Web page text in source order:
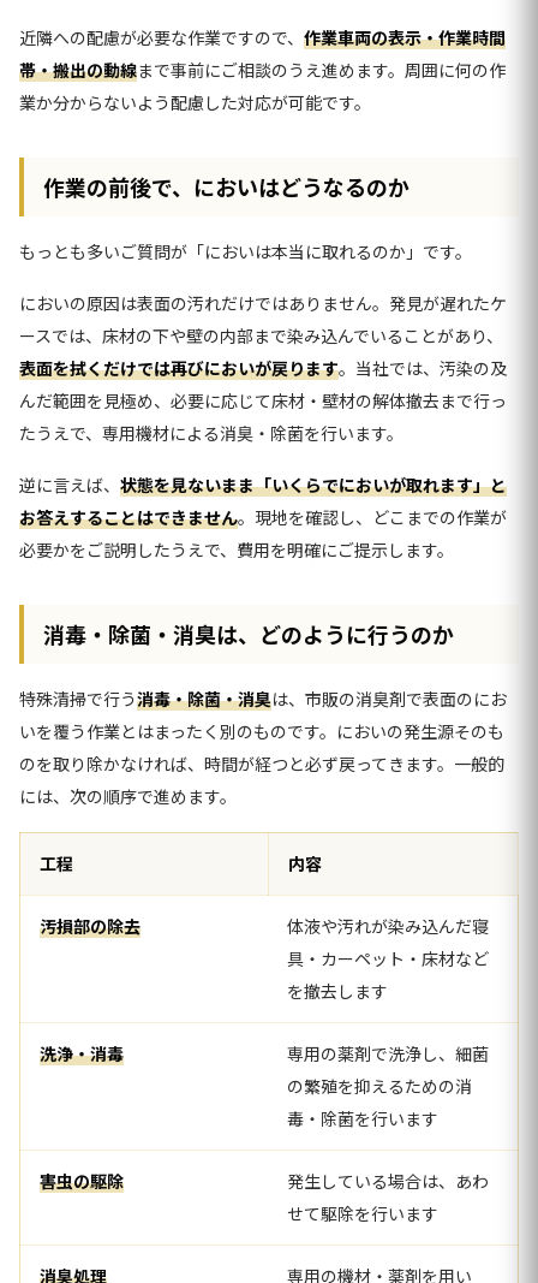
近隣への配慮が必要な作業ですので、 作業車両の表示・作業時間
帯・搬出の動線まで事前にご相談のうえ進めます。周囲に何の作
業か分からないよう配慮した対応が可能です。
作業の前後で、においはどうなるのか
もっとも多いご質問が「においは本当に取れるのか」です。
においの原因は表面の汚れだけではありません。発見が遅れたケ
ースでは、床材の下や壁の内部まで染み込んでいることがあり、
表面を拭くだけでは再びにおいが戻ります。当社では、汚染の及
んだ範囲を見極め、必要に応じて床材・壁材の解体撤去まで行っ
たうえで、専用機材による消臭・除菌を行います。
逆に言えば、 状態を見ないまま「いくらでにおいが取れます」と
お答えすることはできません。現地を確認し、どこまでの作業が
必要かをご説明したうえで、費用を明確にご提示します。
消毒・除菌・消臭は、どのように行うのか
特殊清掃で行う消毒・除菌・消臭は、市販の消臭剤で表面のにお
いを覆う作業とはまったく別のものです。においの発生源そのも
のを取り除かなければ、時間が経つと必ず戻ってきます。一般的
には、次の順序で進めます。
工程 内容
汚損部の除去
体液や汚れが染み込んだ寝
具・カーペット・床材など
を撤去します
洗浄・消毒
専用の薬剤で洗浄し、細菌
の繁殖を抑えるための消
毒・除菌を行います
害虫の駆除
発生している場合は、あわ
せて駆除を行います
消臭処理
専用の機材・薬剤を用い